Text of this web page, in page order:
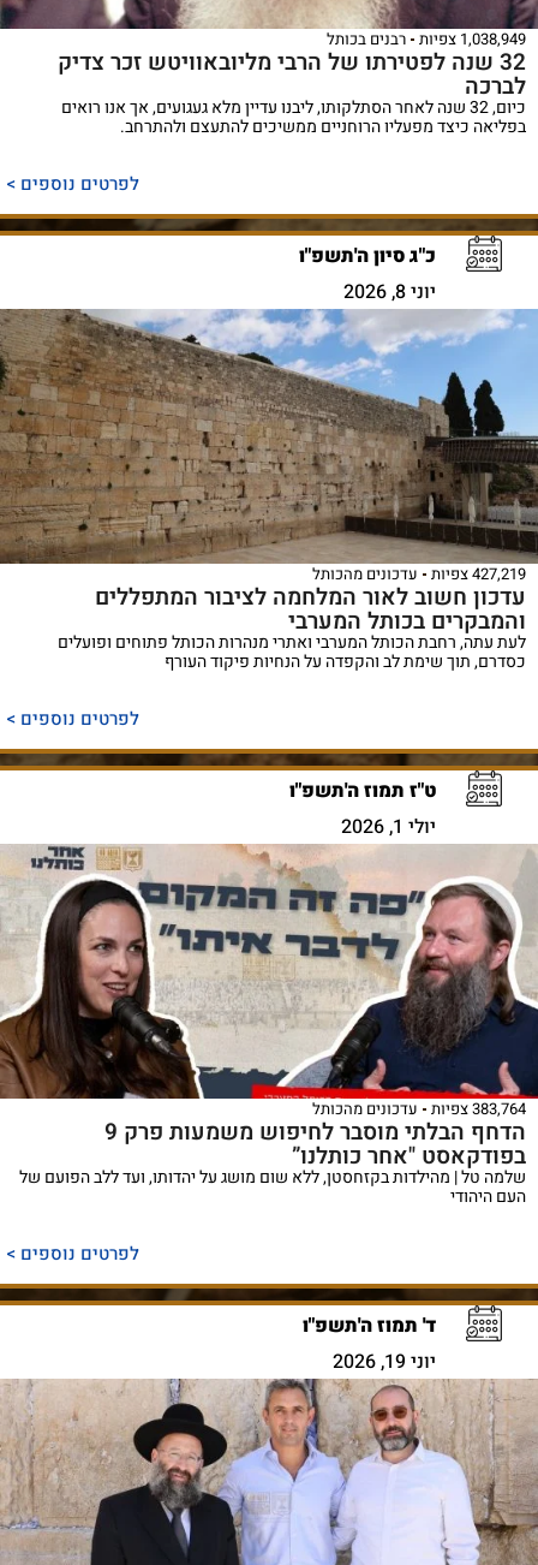
1,038,949 צפיות רבנים בכותל
32 שנה לפטירתו של הרבי מליובאוויטש זכר צדיק
לברכה
כיום, 32 שנה לאחר הסתלקותו, ליבנו עדיין מלא געגועים, אך אנו רואים
בפליאה כיצד מפעליו הרוחניים ממשיכים להתעצם ולהתרחב.
לפרטים נוספים >
כ"ג סיון ה'תשפ"ו
יוני 8, 2026
427,219 צפיות עדכונים מהכותל
עדכון חשוב לאור המלחמה לציבור המתפללים
והמבקרים בכותל המערבי
לעת עתה, רחבת הכותל המערבי ואתרי מנהרות הכותל פתוחים ופועלים
כסדרם, תוך שימת לב והקפדה על הנחיות פיקוד העורף
לפרטים נוספים >
ט"ז תמוז ה'תשפ"ו
יולי 1, 2026
383,764 צפיות עדכונים מהכותל
הדחף הבלתי מוסבר לחיפוש משמעות פרק 9
בפודקאסט "אחר כותלנו”
שלמה טל | מהילדות בקזחסטן, ללא שום מושג על יהדותו, ועד ללב הפועם של
העם היהודי
לפרטים נוספים >
ד' תמוז ה'תשפ"ו
יוני 19, 2026